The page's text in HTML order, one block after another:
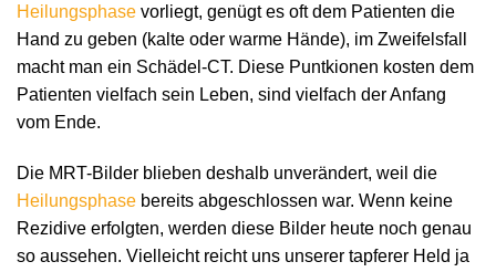
Heilungsphase vorliegt, genügt es oft dem Patienten die
Hand zu geben (kalte oder warme Hände), im Zweifelsfall
macht man ein Schädel-CT. Diese Puntkionen kosten dem
Patienten vielfach sein Leben, sind vielfach der Anfang
vom Ende.
Die MRT-Bilder blieben deshalb unverändert, weil die
Heilungsphase bereits abgeschlossen war. Wenn keine
Rezidive erfolgten, werden diese Bilder heute noch genau
so aussehen. Vielleicht reicht uns unserer tapferer Held ja